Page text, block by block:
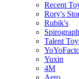
Recent
Rory's
Rubik's
Spirograph
Talent
Yuxin
4M